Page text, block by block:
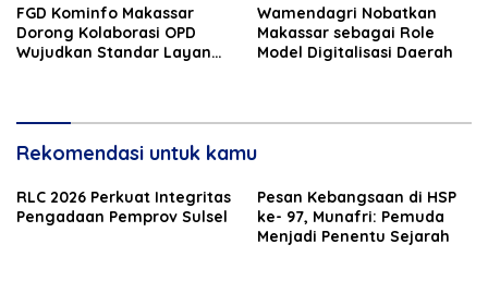
FGD Kominfo Makassar
Dorong Kolaborasi OPD
Wujudkan Standar Layanan
Wamendagri Nobatkan
Makassar sebagai Role
Model Digitalisasi Daerah
Rekomendasi untuk kamu
RLC 2026 Perkuat Integritas
Pengadaan Pemprov Sulsel
Pesan Kebangsaan di HSP
ke- 97, Munafri: Pemuda
Menjadi Penentu Sejarah